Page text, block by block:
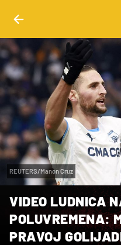
REUTERS/Manon Cruz
VIDEO LUDNICA
POLUVREMENA:
PRAVOJ